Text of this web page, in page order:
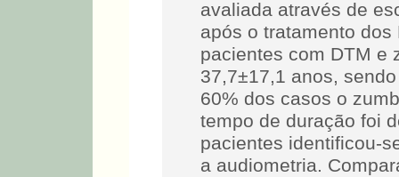
avaliada através de
após o tratamento
pacientes com DTM e
37,7±17,1 anos,
60% dos casos o
tempo de duração foi
pacientes identificou-
a audiometria.